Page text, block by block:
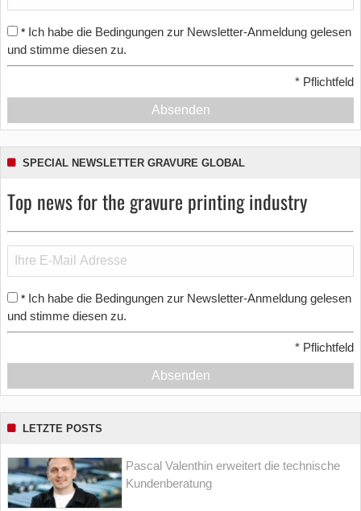
* Ich habe die Bedingungen zur Newsletter-Anmeldung gelesen
und stimme diesen zu.
* Pflichtfeld
Absenden
SPECIAL NEWSLETTER GRAVURE GLOBAL
Top news for the gravure printing industry
* Ich habe die Bedingungen zur Newsletter-Anmeldung gelesen
und stimme diesen zu.
* Pflichtfeld
Absenden
LETZTE POSTS
Pascal Valenthin erweitert die technische
Kundenberatung